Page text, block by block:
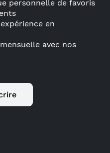
personnelle de favoris
en
avec nos